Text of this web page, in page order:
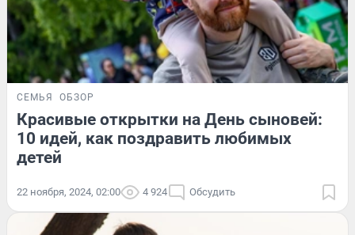
СЕМЬЯ ОБЗОР
Красивые открытки на День сыновей:
10 идей, как поздравить любимых
детей
22 ноября, 2024, 02:00 4 924 Обсудить